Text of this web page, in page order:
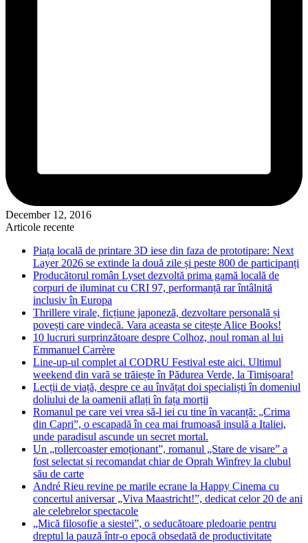
December 12, 2016
Articole recente
Piața locală de printare 3D iese din faza de prototipare: Next
Layer 2026 se extinde la două zile și peste 800 de participanți
Producătorul român Lyset dezvoltă prima gamă locală de
corpuri de iluminat cu CRI 97, performanță rar întâlnită
inclusiv în Europa
Thrillere virale, ficțiune japoneză, dezvoltare personală și
povești care vindecă. Vara aceasta se citește Alice Books!
10 lucruri surprinzătoare despre Colhoz, noul roman al lui
Emmanuel Carrère
Line-up-ul complet al CODRU Festival este aici. Ultimul
weekend din vară se trăiește în Pădurea Verde, la Timișoara!
Lecții de viață, despre ce au învățat doi specialiști în domeniul
doliului de la oamenii aflați în fața morții
Romanul pe care vei vrea să-l iei cu tine în vacanță: „Crima
din Capri”, o escapadă în cea mai frumoasă insulă a Italiei,
unde paradisul ascunde un secret mortal.
Un „rollercoaster emoționant”, romanul „Stare de visare” a
fost selectat și recomandat chiar de Oprah Winfrey la clubul
său de carte
André Rieu revine pe marile ecrane la Happy Cinema cu
concertul aniversar „Viva Maastricht!”, dedicat celor 20 de ani
ale celebrelor spectacole
„Mică filosofie a siestei”, o seducătoare pledoarie pentru
dreptul la pauză într-o epocă obsedată de productivitate